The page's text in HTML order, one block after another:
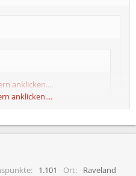
anklicken....
des werd ich auch nie haben,
ist:smt043
kaputt gehen.:)
anklicken....
1.101 Ort Raveland